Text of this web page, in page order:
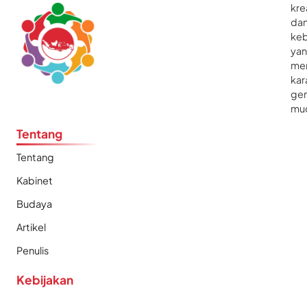
Tentang
Tentang
Kabinet
Budaya
Artikel
Penulis
Kebijakan